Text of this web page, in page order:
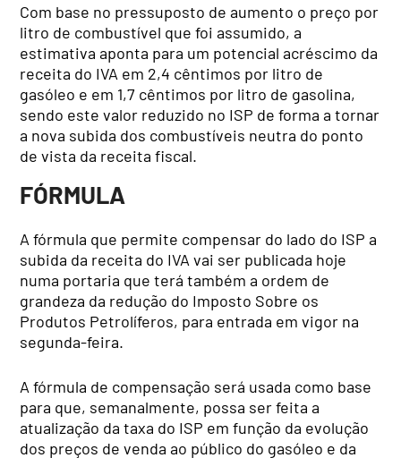
Com base no pressuposto de aumento o preço por
litro de combustível que foi assumido, a
estimativa aponta para um potencial acréscimo da
receita do IVA em 2,4 cêntimos por litro de
gasóleo e em 1,7 cêntimos por litro de gasolina,
sendo este valor reduzido no ISP de forma a tornar
a nova subida dos combustíveis neutra do ponto
de vista da receita fiscal.
FÓRMULA
A fórmula que permite compensar do lado do ISP a
subida da receita do IVA vai ser publicada hoje
numa portaria que terá também a ordem de
grandeza da redução do Imposto Sobre os
Produtos Petrolíferos, para entrada em vigor na
segunda-feira.
A fórmula de compensação será usada como base
para que, semanalmente, possa ser feita a
atualização da taxa do ISP em função da evolução
dos preços de venda ao público do gasóleo e da